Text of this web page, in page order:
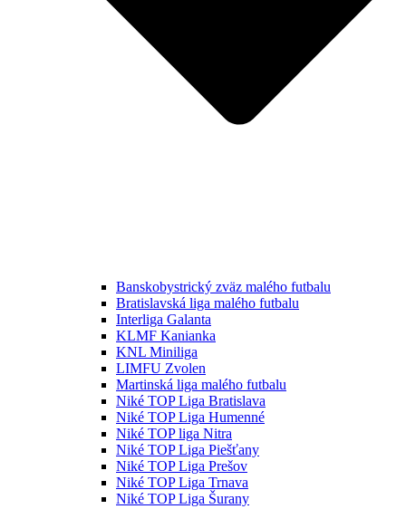
Banskobystrický zväz malého futbalu
Bratislavská liga malého futbalu
Interliga Galanta
KLMF Kanianka
KNL Miniliga
LIMFU Zvolen
Martinská liga malého futbalu
Niké TOP Liga Bratislava
Niké TOP Liga Humenné
Niké TOP liga Nitra
Niké TOP Liga Piešťany
Niké TOP Liga Prešov
Niké TOP Liga Trnava
Niké TOP Liga Šurany